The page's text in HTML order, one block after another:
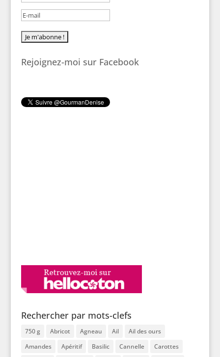
Rejoignez-moi sur Facebook
Rechercher par mots-clefs
750 g Abricot Agneau Ail
Ail des ours
Amandes
Apéritif Basilic Cannelle Carottes